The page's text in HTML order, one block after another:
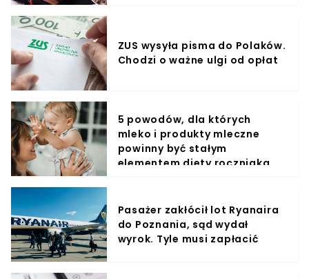
ZUS wysyła pisma do Polaków.
Chodzi o ważne ulgi od opłat
5 powodów, dla których
mleko i produkty mleczne
powinny być stałym
elementem diety roczniaka
Pasażer zakłócił lot Ryanaira
do Poznania, sąd wydał
wyrok. Tyle musi zapłacić